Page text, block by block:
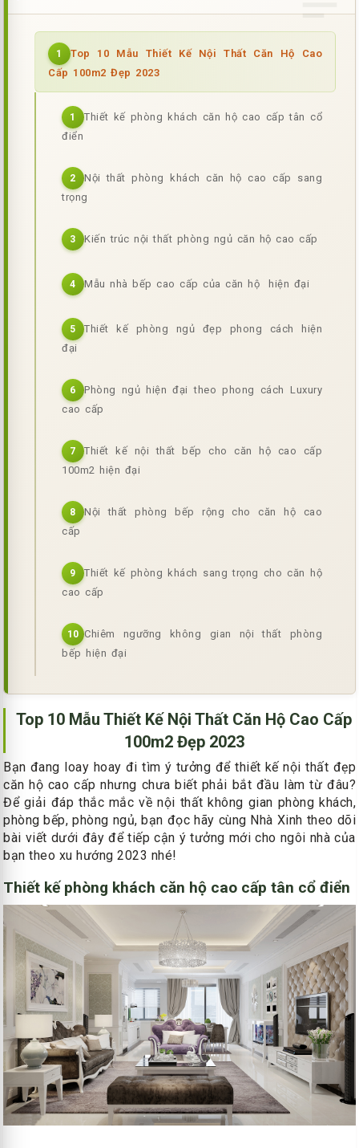
1
Top 10 Mẫu Thiết Kế Nội Thất Căn Hộ Cao
Cấp 100m2 Đẹp 2023
1
Thiết kế phòng khách căn hộ cao cấp tân cổ
điển
2
Nội thất phòng khách căn hộ cao cấp sang
trọng
3 Kiến trúc nội thất phòng ngủ căn hộ cao cấp
4 Mẫu nhà bếp cao cấp của căn hộ hiện đại
5
Thiết kế phòng ngủ đẹp phong cách hiện
đại
6
Phòng ngủ hiện đại theo phong cách Luxury
cao cấp
7
Thiết kế nội thất bếp cho căn hộ cao cấp
100m2 hiện đại
8
Nội thất phòng bếp rộng cho căn hộ cao
cấp
9
Thiết kế phòng khách sang trọng cho căn hộ
cao cấp
10 Chiêm ngưỡng không gian nội thất phòng
bếp hiện đại
Top 10 Mẫu Thiết Kế Nội Thất Căn Hộ Cao Cấp
100m2 Đẹp 2023
Bạn đang loay hoay đi tìm ý tưởng để thiết kế nội thất đẹp
căn hộ cao cấp nhưng chưa biết phải bắt đầu làm từ đâu?
Để giải đáp thắc mắc về nội thất không gian phòng khách,
phòng bếp, phòng ngủ, bạn đọc hãy cùng Nhà Xinh theo dõi
bài viết dưới đây để tiếp cận ý tưởng mới cho ngôi nhà của
bạn theo xu hướng 2023 nhé!
Thiết kế phòng khách căn hộ cao cấp tân cổ điển